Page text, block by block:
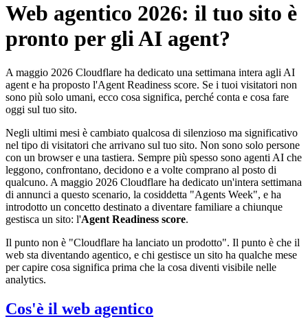
Web agentico 2026: il tuo sito è
pronto per gli AI agent?
A maggio 2026 Cloudflare ha dedicato una settimana intera agli AI
agent e ha proposto l'Agent Readiness score. Se i tuoi visitatori non
sono più solo umani, ecco cosa significa, perché conta e cosa fare
oggi sul tuo sito.
Negli ultimi mesi è cambiato qualcosa di silenzioso ma significativo
nel tipo di visitatori che arrivano sul tuo sito. Non sono solo persone
con un browser e una tastiera. Sempre più spesso sono agenti AI che
leggono, confrontano, decidono e a volte comprano al posto di
qualcuno. A maggio 2026 Cloudflare ha dedicato un'intera settimana
di annunci a questo scenario, la cosiddetta "Agents Week", e ha
introdotto un concetto destinato a diventare familiare a chiunque
gestisca un sito: l'Agent Readiness score.
Il punto non è "Cloudflare ha lanciato un prodotto". Il punto è che il
web sta diventando agentico, e chi gestisce un sito ha qualche mese
per capire cosa significa prima che la cosa diventi visibile nelle
analytics.
Cos'è il web agentico